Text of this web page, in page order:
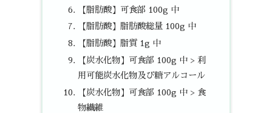
【脂肪酸】可食部 100g 中
【脂肪酸】脂肪酸総量 100g 中
【脂肪酸】脂質 1g 中
【炭水化物】可食部 100g 中 > 利
用可能炭水化物及び糖アルコール
【炭水化物】可食部 100g 中 > 食
物繊維